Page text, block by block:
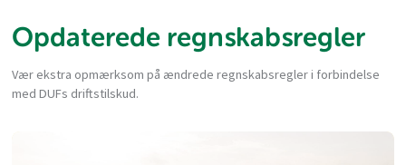
Opdaterede regnskabsregler
Vær ekstra opmærksom på ændrede regnskabsregler i forbindelse
med DUFs driftstilskud.